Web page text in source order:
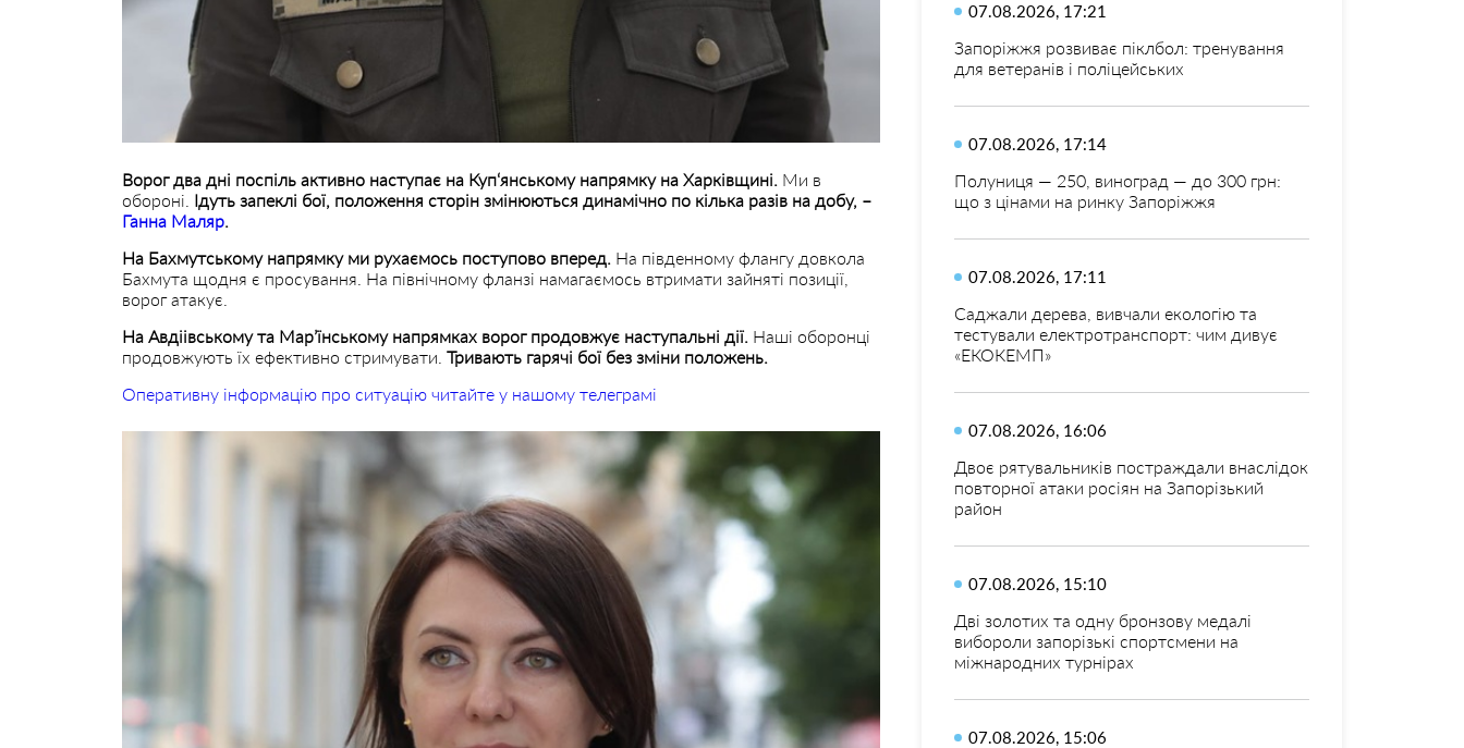
Ворог два дні поспіль активно наступає на Куп‘янському напрямку на Харківщині. Ми в
обороні. Ідуть запеклі бої, положення сторін змінюються динамічно по кілька разів на добу, –
Ганна Маляр.
На Бахмутському напрямку ми рухаємось поступово вперед. На південному флангу довкола
Бахмута щодня є просування. На північному фланзі намагаємось втримати зайняті позиції,
ворог атакує.
На Авдіівському та Мар’їнському напрямках ворог продовжує наступальні дії. Наші оборонці
продовжують їх ефективно стримувати. Тривають гарячі бої без зміни положень.
Оперативну інформацію про ситуацію читайте у нашому телеграмі
07.08.2026, 17:21
Запоріжжя розвиває піклбол: тренування
для ветеранів і поліцейських
07.08.2026, 17:14
Полуниця — 250, виноград — до 300 грн:
що з цінами на ринку Запоріжжя
07.08.2026, 17:11
Саджали дерева, вивчали екологію та
тестували електротранспорт: чим дивує
«ЕКОКЕМП»
07.08.2026, 16:06
Двоє рятувальників постраждали внаслідок
повторної атаки росіян на Запорізький
район
07.08.2026, 15:10
Дві золотих та одну бронзову медалі
вибороли запорізькі спортсмени на
міжнародних турнірах
07.08.2026, 15:06